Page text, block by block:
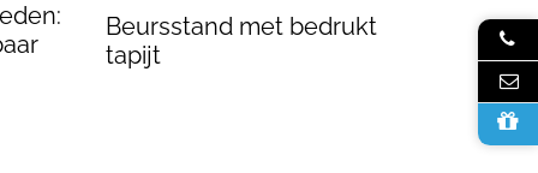
Beursstand met bedrukt
tapijt